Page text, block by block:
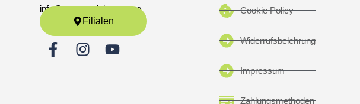
info@greenandclean.store
Filialen
Cookie Policy
Widerrufsbelehrung
Impressum
Zahlungsmethoden